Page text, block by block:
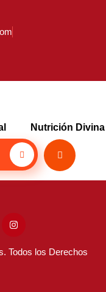
Nutrición Divina
Todos los Derechos